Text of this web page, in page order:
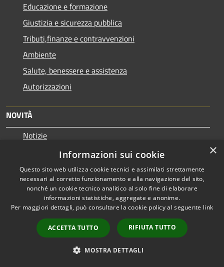
Educazione e formazione
Giustizia e sicurezza pubblica
Tributi,finanze e contravvenzioni
Ambiente
Salute, benessere e assistenza
Autorizzazioni
NOVITÀ
Notizie
Comunicati
Avvisi
VIVERE IL COMUNE
Luoghi
Eventi
×
Informazioni sui cookie
Questo sito web utilizza cookie tecnici e assimilati strettamente
necessari al corretto funzionamento e alla navigazione del sito,
nonché un cookie tecnico analitico al solo fine di elaborare
informazioni statistiche, aggregate e anonime.
Per maggiori dettagli, può consultare la cookie policy al seguente link
ACCETTA TUTTO RIFIUTA TUTTO
MOSTRA DETTAGLI